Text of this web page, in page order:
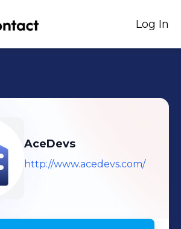
Log In
AceDevs
http://www.acedevs.com/